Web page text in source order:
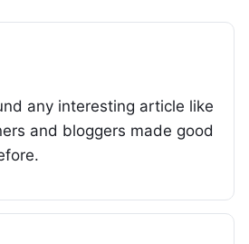
any interesting article like
and bloggers made good